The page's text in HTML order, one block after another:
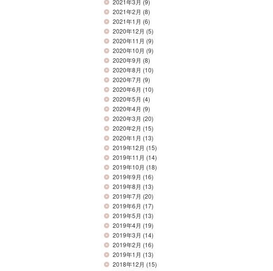
2021年3月 (9)
2021年2月 (8)
2021年1月 (6)
2020年12月 (5)
2020年11月 (9)
2020年10月 (9)
2020年9月 (8)
2020年8月 (10)
2020年7月 (9)
2020年6月 (10)
2020年5月 (4)
2020年4月 (9)
2020年3月 (20)
2020年2月 (15)
2020年1月 (13)
2019年12月 (15)
2019年11月 (14)
2019年10月 (18)
2019年9月 (16)
2019年8月 (13)
2019年7月 (20)
2019年6月 (17)
2019年5月 (13)
2019年4月 (19)
2019年3月 (14)
2019年2月 (16)
2019年1月 (13)
2018年12月 (15)